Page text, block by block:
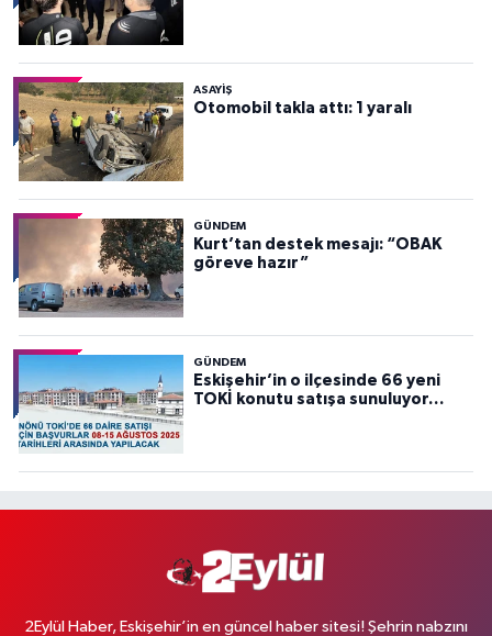
ASAYİŞ
Otomobil takla attı: 1 yaralı
GÜNDEM
Kurt’tan destek mesajı: “OBAK
göreve hazır”
GÜNDEM
Eskişehir’in o ilçesinde 66 yeni
TOKİ konutu satışa sunuluyor…
2Eylül Haber, Eskişehir’in en güncel haber sitesi! Şehrin nabzını